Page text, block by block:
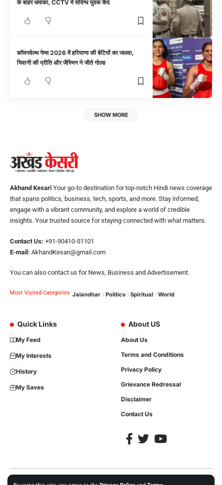
के बाहर धमाका, CCTV में संदिग्ध युवक कैद
कॉमनवेल्थ गेम्स 2026 में हरियाणा की बेटियों का जलवा,
भिवानी की प्रीति और जैस्मिन ने जीते गोल्ड
SHOW MORE
Akhand Kesari Your go-to destination for top-notch Hindi news coverage
that spans politics, business, tech, sports, and more. Stay informed,
engage with a vibrant community, and explore a world of credible
insights. Your trusted source for staying connected with what matters.
Contact Us: +91-90410-51101
E-mail: AkhandKesari@gmail.com
You can also contact us for News, Business and Advertisement.
Most Visited Categories Jalandhar Politics Spiritual World
Quick Links
My Feed
My Interests
History
My Saves
About US
About Us
Terms and Conditions
Privacy Policy
Grievance Redressal
Disclaimer
Contact Us